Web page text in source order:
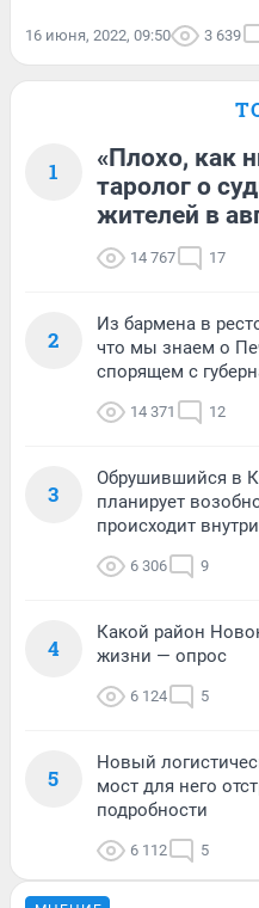
16 июня, 2022, 09:50 3 639
1
«Плохо, как
таролог о
жителей в
14 767 17
2
Из бармена в
что мы знаем о
спорящем с
14 371 12
3
Обрушившийся в
планирует
происходит внутри
6 306 9
4
Какой район
жизни — опрос
6 124 5
5
Новый
мост для него
подробности
6 112 5